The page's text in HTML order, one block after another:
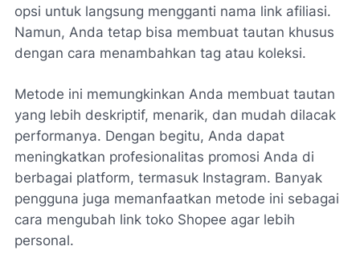
opsi untuk langsung mengganti nama link afiliasi.
Namun, Anda tetap bisa membuat tautan khusus
dengan cara menambahkan tag atau koleksi.
Metode ini memungkinkan Anda membuat tautan
yang lebih deskriptif, menarik, dan mudah dilacak
performanya. Dengan begitu, Anda dapat
meningkatkan profesionalitas promosi Anda di
berbagai platform, termasuk Instagram. Banyak
pengguna juga memanfaatkan metode ini sebagai
cara mengubah link toko Shopee agar lebih
personal.